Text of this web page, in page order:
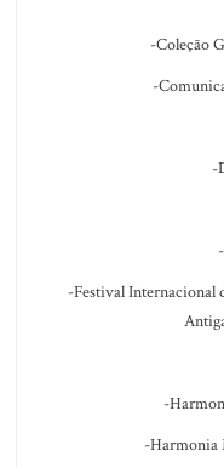
-Coleção
-
-
-Festival Internacional
-
-Harmonia